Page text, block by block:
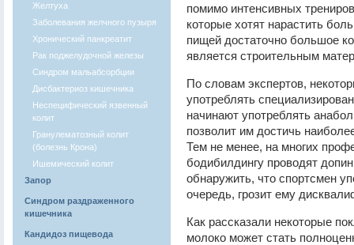
Желтуха
Заболевания желчного пузыря
Хронический панкреатит
Рак поджелудочной железы
Синдром мальабсорбции
Дисбактериоз кишечника
Неспецифический язвенный
колит
Гранулематозный колит
(болезнь Крона)
Ишемический колит
Запор
Синдром раздраженного
кишечника
Кандидоз пищевода
помимо интенсивных
которые хотят нарастить
пищей достаточно большое
является строительным
По словам экспертов,
употреблять
начинают употреблять
позволит им достичь
Тем не менее, на многих
бодибилдингу проводят
обнаружить, что спортсмен
очередь, грозит ему
Как рассказали некоторые
молоко может стать